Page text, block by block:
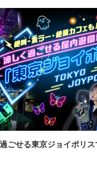
ごせる東京ジョイポリ